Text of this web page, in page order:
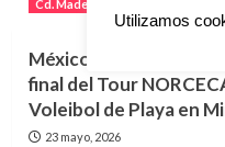
Cd. Madero
México asegura lugar
final del Tour
Voleibol de Playa en
23 mayo, 2026
Utilizamos